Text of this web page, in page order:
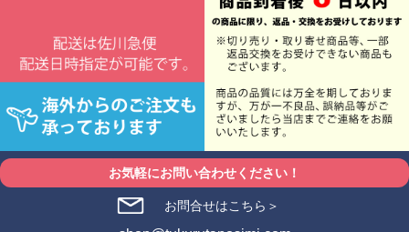
お気軽にお問い合わせください！
お問合せはこちら＞